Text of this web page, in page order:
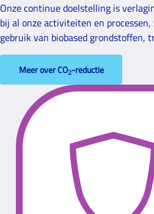
Onze continue doelstelling is
bij al onze activiteiten en
gebruik van biobased grondstoffen,
Meer over CO2-reductie